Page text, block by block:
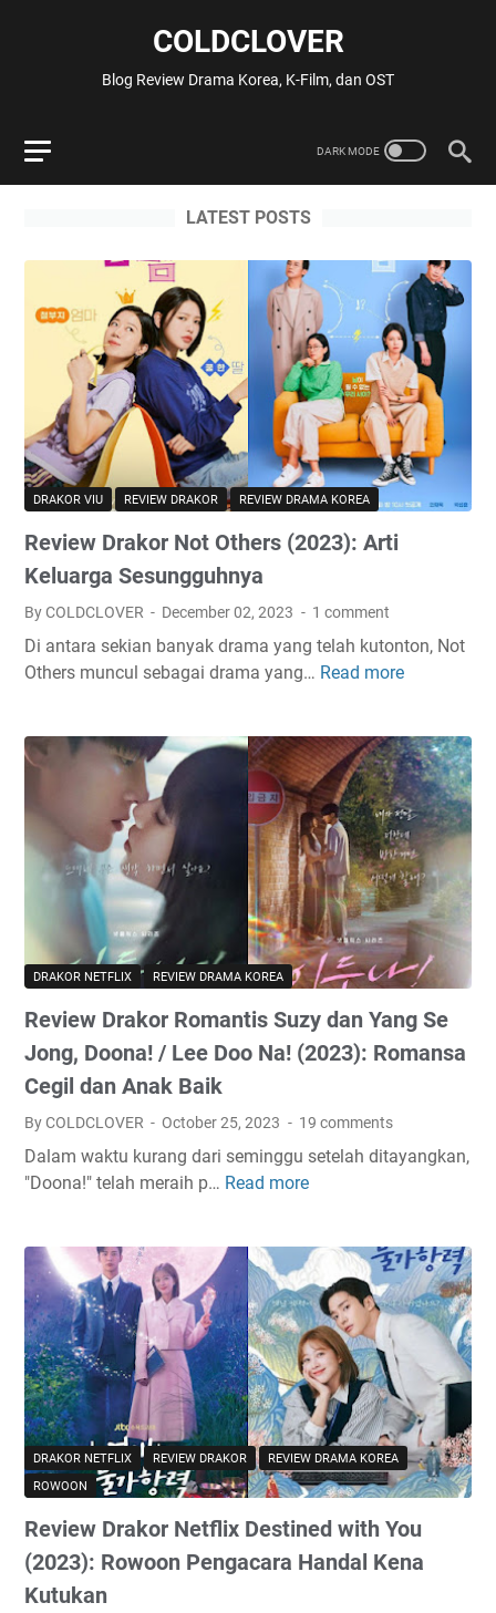
COLDCLOVER
Blog Review Drama Korea, K-Film, dan OST
LATEST POSTS
DRAKOR VIU REVIEW DRAKOR REVIEW DRAMA KOREA
Review Drakor Not Others (2023): Arti
Keluarga Sesungguhnya
By COLDCLOVER December 02, 2023 1 comment
Di antara sekian banyak drama yang telah kutonton, Not
Others muncul sebagai drama yang… Read more
i
e
w
D
r
a
k
o
r
N
o
t
e
2
0
2
:
A
r
t
i
K
DRAKOR NETFLIX REVIEW DRAMA KOREA
Review Drakor Romantis Suzy dan Yang Se
Jong, Doona! / Lee Doo Na! (2023): Romansa
Cegil dan Anak Baik
By COLDCLOVER October 25, 2023 19 comments
Dalam waktu kurang dari seminggu setelah ditayangkan,
"Doona!" telah meraih p… Read more
e
w
D
r
a
k
o
r
R
o
m
DRAKOR NETFLIX REVIEW DRAKOR
REVIEW DRAMA KOREA
ROWOON
Review Drakor Netflix Destined with You
(2023): Rowoon Pengacara Handal Kena
Kutukan